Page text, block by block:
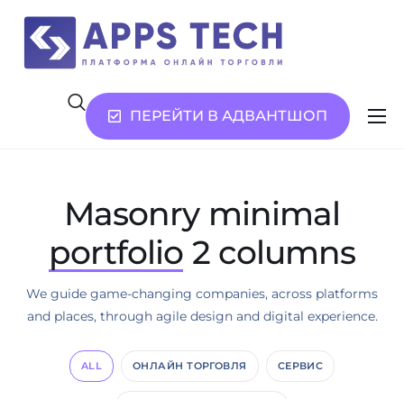
Возможности
Контакты
ПЕРЕЙТИ В АДВАНТШОП
Masonry minimal
portfolio 2 columns
We guide game-changing companies, across platforms
and places, through agile design and digital experience.
ALL ОНЛАЙН ТОРГОВЛЯ СЕРВИС